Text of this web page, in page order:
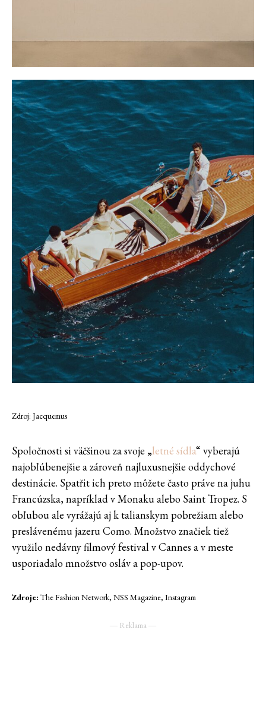
Zdroj: Jacquemus
Spoločnosti si väčšinou za svoje „letné sídla“ vyberajú
najobľúbenejšie a zároveň najluxusnejšie oddychové
destinácie. Spatřit ich preto môžete často práve na juhu
Francúzska, napríklad v Monaku alebo Saint Tropez. S
obľubou ale vyrážajú aj k talianskym pobrežiam alebo
preslávenému jazeru Como. Množstvo značiek tiež
využilo nedávny filmový festival v Cannes a v meste
usporiadalo množstvo osláv a pop-upov.
Zdroje: The Fashion Network, NSS Magazine, Instagram
― Reklama ―